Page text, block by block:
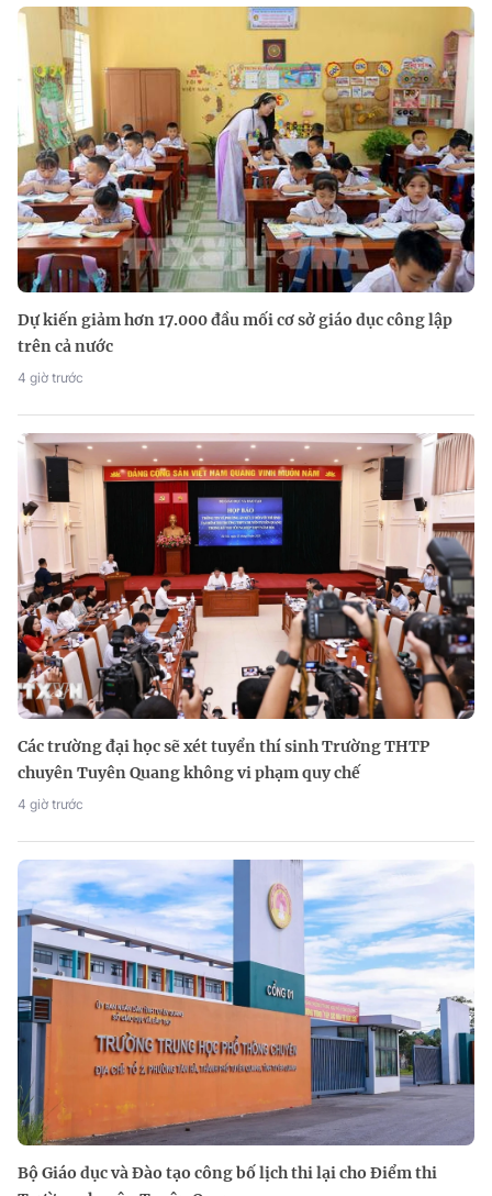
Dự kiến giảm hơn 17.000 đầu mối cơ sở giáo dục công lập
trên cả nước
4 giờ trước
Các trường đại học sẽ xét tuyển thí sinh Trường THTP
chuyên Tuyên Quang không vi phạm quy chế
4 giờ trước
Bộ Giáo dục và Đào tạo công bố lịch thi lại cho Điểm thi